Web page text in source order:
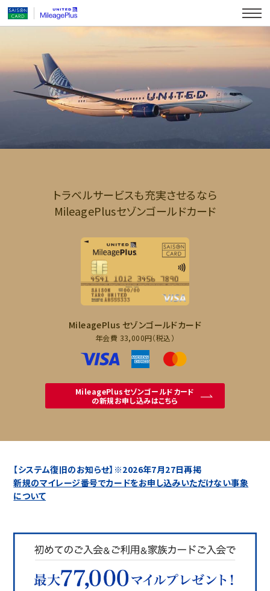
トラベルサービスも充実させるなら
MileagePlusセゾンゴールドカード
MileagePlus セゾンゴールドカード
年会費 33,000円（税込）
MileagePlusセゾンゴールドカード
の新規お申し込みはこちら
【システム復旧のお知らせ】※2026年7月27日再掲
新規のマイレージ番号でカードをお申し込みいただけない事象
について